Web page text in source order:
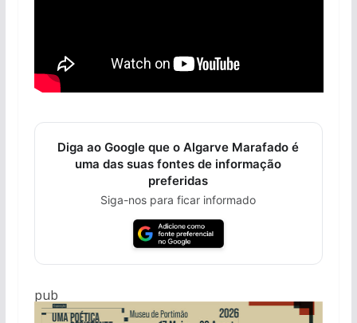
Diga ao Google que o Algarve Marafado é
uma das suas fontes de informação
preferidas
Siga-nos para ficar informado
pub